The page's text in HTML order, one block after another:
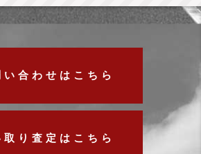
い合わせはこちら
取り査定はこちら